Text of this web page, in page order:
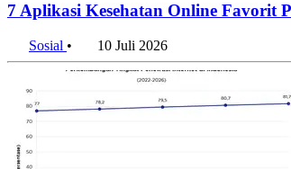
7 Aplikasi Kesehatan Online Favorit
Sosial • 10 Juli 2026